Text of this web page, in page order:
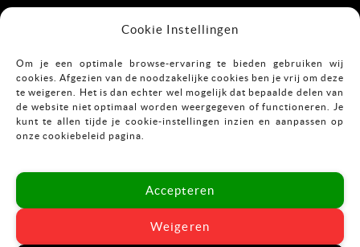
Cookie Instellingen
Om je een optimale browse-ervaring te bieden gebruiken wij
cookies. Afgezien van de noodzakelijke cookies ben je vrij om deze
te weigeren. Het is dan echter wel mogelijk dat bepaalde delen van
de website niet optimaal worden weergegeven of functioneren. Je
kunt te allen tijde je cookie-instellingen inzien en aanpassen op
onze cookiebeleid pagina.
Accepteren
Weigeren
Praktisch, doordacht, stijlvol en flexibel.
CONTACT
Mekkelholtsweg 7
E:info@vastgoedinrichting.nl